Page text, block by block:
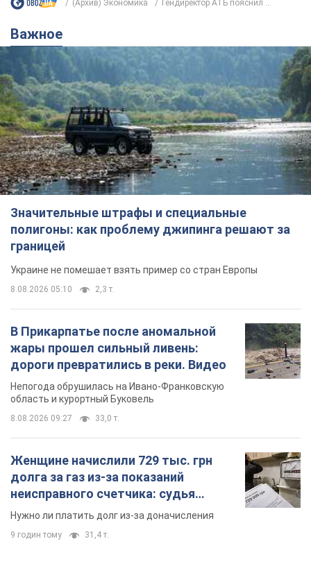
(Архив) Экономика Гендиректор АТБ пояснил ...
Важное
Значительные штрафы и специальные
полигоны: как проблему джипинга решают за
границей
Украине не помешает взять пример со стран Европы
8.08.2026 05:10 2,3 т.
В Прикарпатье после аномальной
жары прошел сильный ливень:
дороги превратились в реки. Видео
Непогода обрушилась на Ивано-Франковскую
область и курортный Буковель
8.08.2026 09:27 33,0 т.
Женщине начислили 729 тыс. грн
долга за газ из-за показаний
неисправного счетчика: судья
вынес неожиданное решение
Нужно ли платить долг из-за доначисления
9 годин тому 31,4 т.